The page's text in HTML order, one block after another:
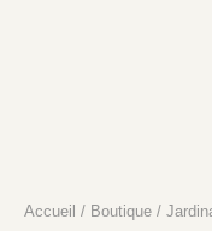
Accueil / Boutique /